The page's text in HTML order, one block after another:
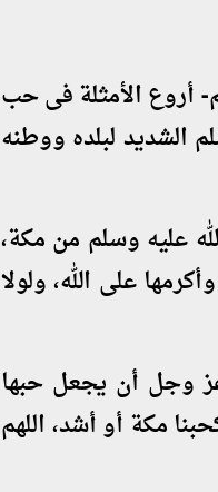
أروع الأمثلة فى حب
الشديد لبلده ووطنه
عليه وسلم من مكة،
على الله، ولولا
عز وجل أن يجعل حبها
مكة أو أشد، اللهم